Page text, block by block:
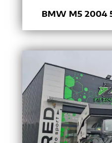
BMW M5 2004